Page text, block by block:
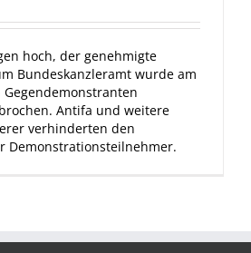
hoch, der genehmigte
Bundeskanzleramt wurde am
Gegendemonstranten
Antifa und weitere
verhinderten den
Demonstrationsteilnehmer.